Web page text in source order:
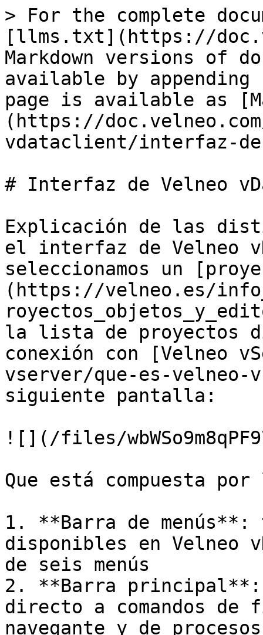
> For the complete
[llms.txt](https://
Markdown versions of
available by
page is available as
(https://
vdataclient/interfaz-
# Interfaz de Velneo
Explicación de las
el interfaz de Velneo
seleccionamos un
(https://velneo.es/
la lista de proyectos
conexión con [Velneo
vserver/que-es-
siguiente pantalla:
![](/files/
Que está compuesta
1. **Barra de menús**:
disponibles en Velneo
de seis menús
2. **Barra principal**:
directo a comandos
navegante y de